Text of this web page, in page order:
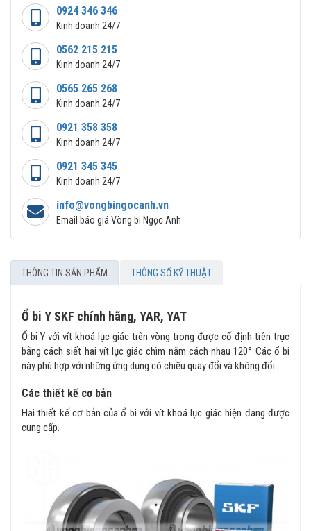
0924 346 346
Kinh doanh 24/7
0562 215 215
Kinh doanh 24/7
0565 265 268
Kinh doanh 24/7
0921 358 358
Kinh doanh 24/7
0921 345 345
Kinh doanh 24/7
info@vongbingocanh.vn
Email báo giá Vòng bi Ngọc Anh
THÔNG TIN SẢN PHẨM THÔNG SỐ KỸ THUẬT
Ổ bi Y SKF chính hãng, YAR, YAT
Ổ bi Y với vít khoá lục giác trên vòng trong được cố định trên trục
bằng cách siết hai vít lục giác chìm nằm cách nhau 120° Các ổ bi
này phù hợp với những ứng dụng có chiều quay đổi và không đổi.
Các thiết kế cơ bản
Hai thiết kế cơ bản của ổ bi với vít khoá lục giác hiện đang được
cung cấp.